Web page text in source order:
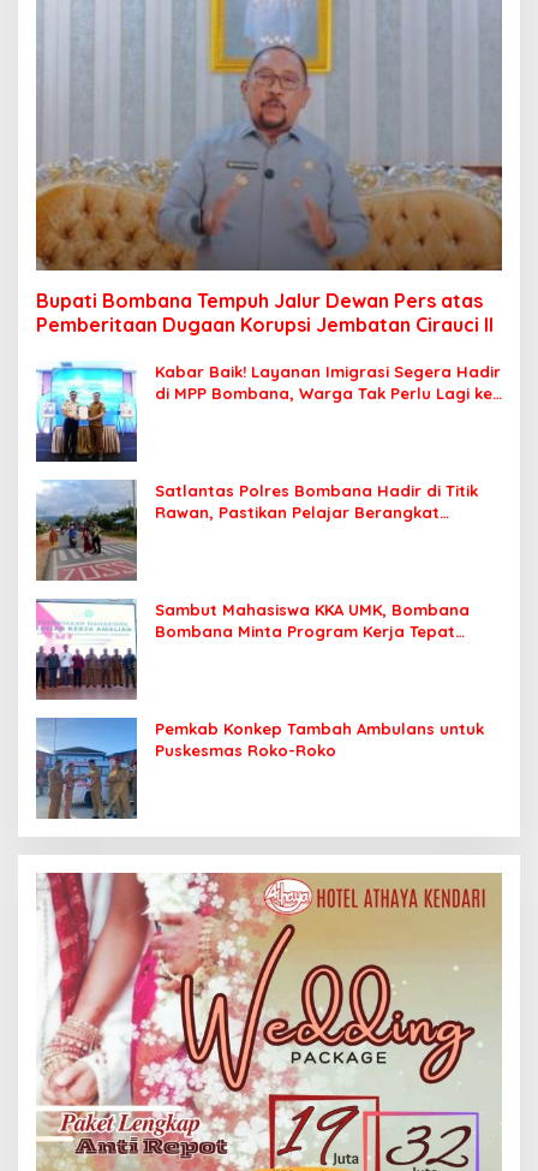
Bupati Bombana Tempuh Jalur Dewan Pers atas
Pemberitaan Dugaan Korupsi Jembatan Cirauci II
Kabar Baik! Layanan Imigrasi Segera Hadir
di MPP Bombana, Warga Tak Perlu Lagi ke
Satlantas Polres Bombana Hadir di Titik
Rawan, Pastikan Pelajar Berangkat
Sambut Mahasiswa KKA UMK, Bombana
Bombana Minta Program Kerja Tepat
Pemkab Konkep Tambah Ambulans untuk
Puskesmas Roko-Roko